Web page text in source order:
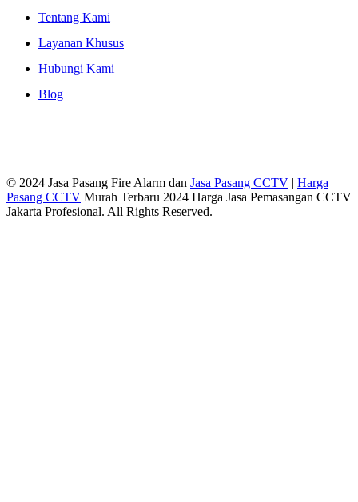
Tentang Kami
Layanan Khusus
Hubungi Kami
Blog
© 2024 Jasa Pasang Fire Alarm dan Jasa Pasang CCTV | Harga
Pasang CCTV Murah Terbaru 2024 Harga Jasa Pemasangan CCTV
Jakarta Profesional. All Rights Reserved.